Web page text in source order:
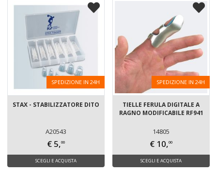
SPEDIZIONE IN 24H
STAX - STABILIZZATORE DITO
A20543
€ 5,00
SCEGLI E ACQUISTA
SPEDIZIONE IN 24H
TIELLE FERULA DIGITALE A
RAGNO MODIFICABILE RF941
14805
€ 10,00
SCEGLI E ACQUISTA